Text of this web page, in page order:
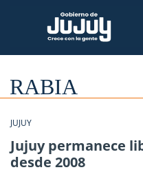
RABIA
JUJUY
Jujuy permanece
desde 2008